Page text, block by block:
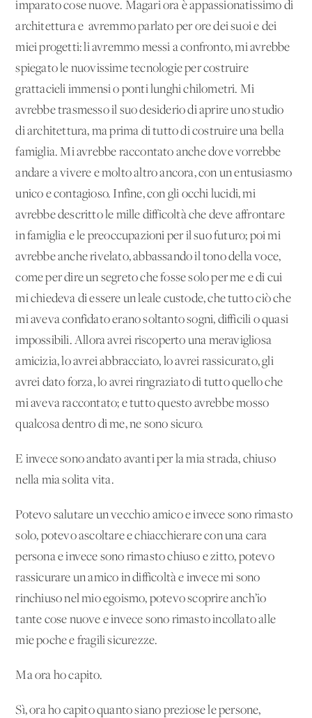
imparato cose nuove. Magari ora è appassionatissimo di
architettura e avremmo parlato per ore dei suoi e dei
miei progetti: li avremmo messi a confronto, mi avrebbe
spiegato le nuovissime tecnologie per costruire
grattacieli immensi o ponti lunghi chilometri. Mi
avrebbe trasmesso il suo desiderio di aprire uno studio
di architettura, ma prima di tutto di costruire una bella
famiglia. Mi avrebbe raccontato anche dove vorrebbe
andare a vivere e molto altro ancora, con un entusiasmo
unico e contagioso. Infine, con gli occhi lucidi, mi
avrebbe descritto le mille difficoltà che deve affrontare
in famiglia e le preoccupazioni per il suo futuro; poi mi
avrebbe anche rivelato, abbassando il tono della voce,
come per dire un segreto che fosse solo per me e di cui
mi chiedeva di essere un leale custode, che tutto ciò che
mi aveva confidato erano soltanto sogni, difficili o quasi
impossibili. Allora avrei riscoperto una meravigliosa
amicizia, lo avrei abbracciato, lo avrei rassicurato, gli
avrei dato forza, lo avrei ringraziato di tutto quello che
mi aveva raccontato; e tutto questo avrebbe mosso
qualcosa dentro di me, ne sono sicuro.
E invece sono andato avanti per la mia strada, chiuso
nella mia solita vita.
Potevo salutare un vecchio amico e invece sono rimasto
solo, potevo ascoltare e chiacchierare con una cara
persona e invece sono rimasto chiuso e zitto, potevo
rassicurare un amico in difficoltà e invece mi sono
rinchiuso nel mio egoismo, potevo scoprire anch’io
tante cose nuove e invece sono rimasto incollato alle
mie poche e fragili sicurezze.
Ma ora ho capito.
Sì, ora ho capito quanto siano preziose le persone,